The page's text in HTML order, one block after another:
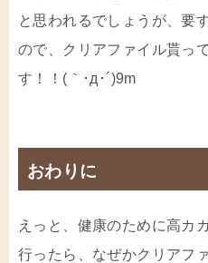
と思われるでしょうが、要
ので、クリアファイル貰っ
す！！(｀･д･´)9m
おわりに
えっと、健康のために高カ
行ったら、なぜかクリアフ